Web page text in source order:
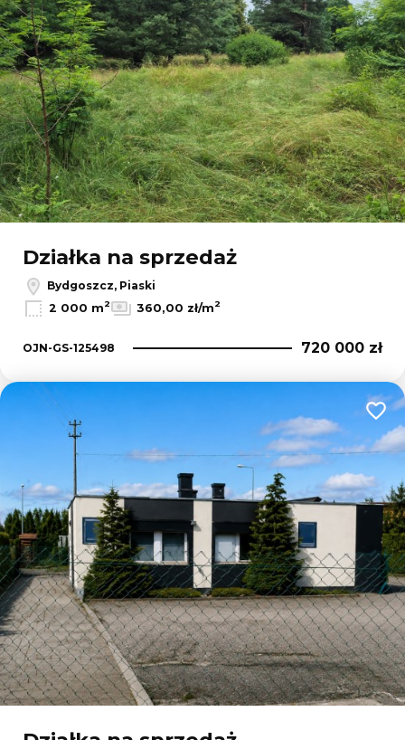
Działka na sprzedaż
Bydgoszcz, Piaski
2 000 m2 360,00 zł/m2
OJN-GS-125498 720 000 zł